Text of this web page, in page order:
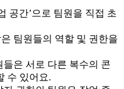
공간’으로 팀원을 직접 초
팀원들의 역할 및 권한을
들은 서로 다른 복수의 콘
수 있어요.